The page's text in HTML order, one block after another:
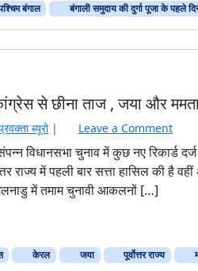
बंगाल बंगाली समुदाय की दुर्गा पूजा के पहले
से छीना ताज , जया और
ब्यूरो | Leave a Comment
विधानसभा चुनाव में कुछ नए रिकार्ड
राज्य में पहली बार सत्ता हासिल की
में तमाम चुनावी आकलनों […]
केरल जया पूर्वोत्तर राज्य